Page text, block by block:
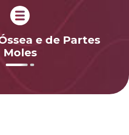
e de Partes
Moles